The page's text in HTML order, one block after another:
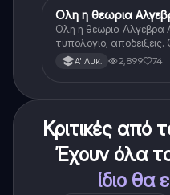
Μαθηματικά
Ολη η θεωρια
Ολη η θεωρια Αλγεβρα Α
τυπολογιο, αποδειξεις.
για το θεωρητικο
Α' Λυκ. 2,899 74
Κριτικές από
Έχουν όλα
ίδιο θα